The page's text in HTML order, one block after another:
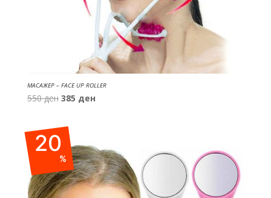
МАСАЖЕР – FACE UP ROLLER
550ден Original
was:
550 ден.
385 денCurrent
20
%